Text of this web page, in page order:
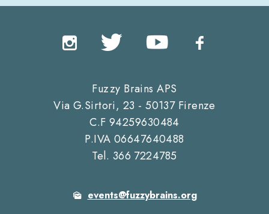
Fuzzy Brains APS
Via G.Sirtori, 23 - 50137 Firenze
C.F 94259630484
P.IVA 06647640488
Tel. 366 7224785
events@fuzzybrains.org